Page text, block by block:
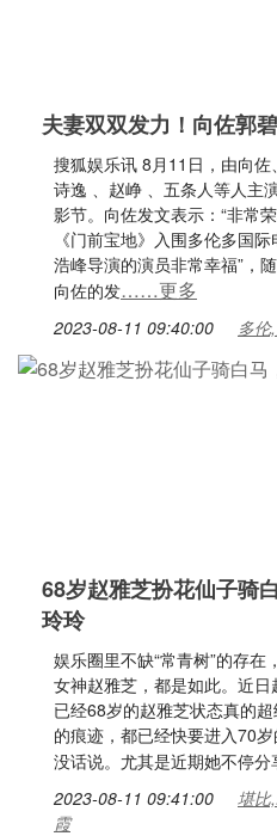
夫妻双双发力！向佐郭
搜狐娱乐讯 8月11日，由向
诗逸 、赵峥 、五条人等人主
影节。向佐发文表示：“非常
《门前宝地》入围多伦多国
浩峰导演的演员非常幸福”，
向佐的发……更多
2023-08-11 09:40:00 多
68岁赵雅芝扮花仙子骑
玲玲
娱乐圈里不缺“常青树”的存
女神赵雅芝，都是如此。近日
已经68岁的赵雅芝状态真的
的痕迹，都已经快要进入70
没话说。尤其是近期她不停
2023-08-11 09:41:00
堪比
霞